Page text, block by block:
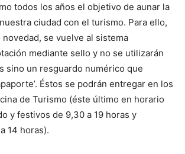
todos los años el objetivo de aunar la
ciudad con el turismo. Para ello,
se vuelve al sistema
mediante sello y no se utilizarán
sino un resguardo numérico que
Éstos se podrán entregar en los
de Turismo (éste último en horario
y festivos de 9,30 a 19 horas y
14 horas).